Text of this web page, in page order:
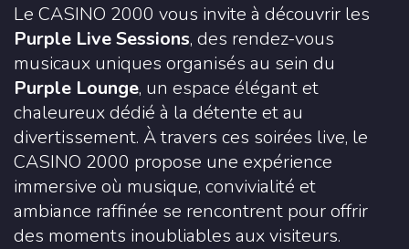
Le CASINO 2000 vous invite à découvrir les
Purple Live Sessions, des rendez-vous
musicaux uniques organisés au sein du
Purple Lounge, un espace élégant et
chaleureux dédié à la détente et au
divertissement. À travers ces soirées live, le
CASINO 2000 propose une expérience
immersive où musique, convivialité et
ambiance raffinée se rencontrent pour offrir
des moments inoubliables aux visiteurs.